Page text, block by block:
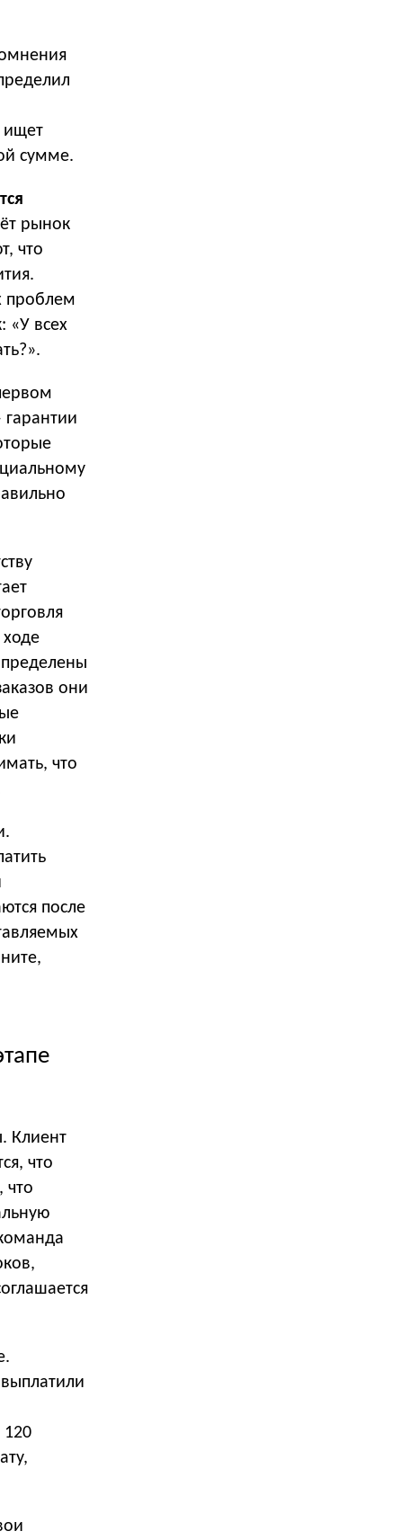
ищет
сумме.
рынок
что
проблем
«У всех
они
что
после
Клиент
что
что
120